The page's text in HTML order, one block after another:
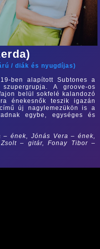
/ diák és nyugdíjas)
ben alapított Subtones a
A groove-os
belül sokfelé kalandozó
énekesnők teszik igazán
új nagylemezükön is a
egybe, egységes és
– ének, Jónás Vera – ének,
– gitár, Fonay Tibor –